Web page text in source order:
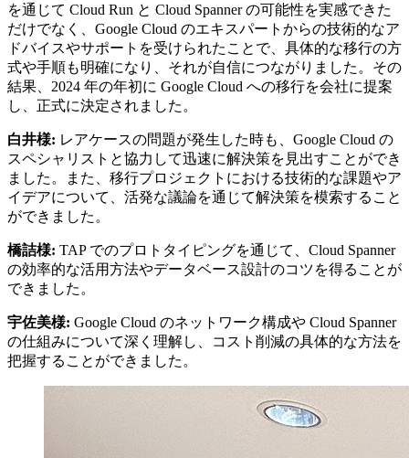
を通じて Cloud Run と Cloud Spanner の可能性を実感できた
だけでなく、Google Cloud のエキスパートからの技術的なア
ドバイスやサポートを受けられたことで、具体的な移行の方
式や手順も明確になり、それが自信につながりました。その
結果、2024 年の年初に Google Cloud への移行を会社に提案
し、正式に決定されました。
白井様: レアケースの問題が発生した時も、Google Cloud の
スペシャリストと協力して迅速に解決策を見出すことができ
ました。また、移行プロジェクトにおける技術的な課題やア
イデアについて、活発な議論を通じて解決策を模索すること
ができました。
橋詰様: TAP でのプロトタイピングを通じて、Cloud Spanner
の効率的な活用方法やデータベース設計のコツを得ることが
できました。
宇佐美様: Google Cloud のネットワーク構成や Cloud Spanner
の仕組みについて深く理解し、コスト削減の具体的な方法を
把握することができました。